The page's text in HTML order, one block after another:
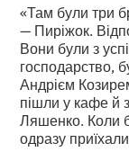
«Там були три
— Пиріжок.
Вони були з
господарство,
Андрієм
пішли у кафе й
Ляшенко. Коли
одразу